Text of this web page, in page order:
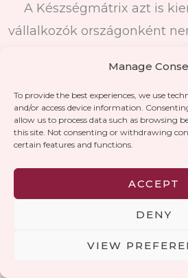
Manage
To provide the best experiences, we use
and/or access device information.
allow us to process data such as browsing
this site. Not consenting or withdrawing
certain features and functions.
ACCEPT
DENY
VIEW
A Készségmátrix azt is
vállalkozók országonként
keretrendszer mindenhol
készségek fontossága a
változik.